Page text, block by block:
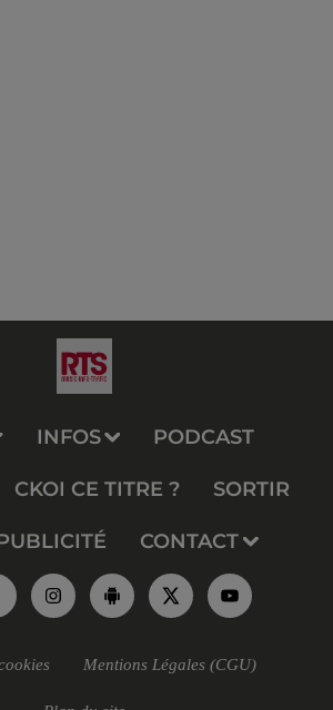
INFOS PODCAST
CKOI CE TITRE ? SORTIR
CONTACT
Mentions Légales (CGU)